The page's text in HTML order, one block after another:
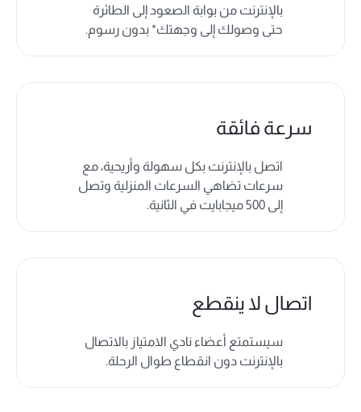
بالإنترنت من بوابة الصعود إلى الطائرة
حتى وصولك إلى وجهتك* بدون رسوم.
سرعة فائقة
اتصل بالإنترنت بكل سهولة وأريحية، مع
سرعات تضاهي السرعات المنزلية وتصل
إلى 500 ميجابايت في الثانية.
اتصال لا ينقطع
سيستمتع أعضاء نادي الامتياز بالاتصال
بالإنترنت دون انقطاع طوال الرحلة.